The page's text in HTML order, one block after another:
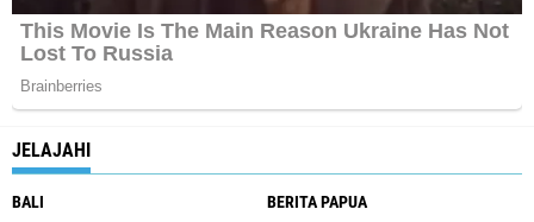
JELAJAHI
BALI BERITA PAPUA